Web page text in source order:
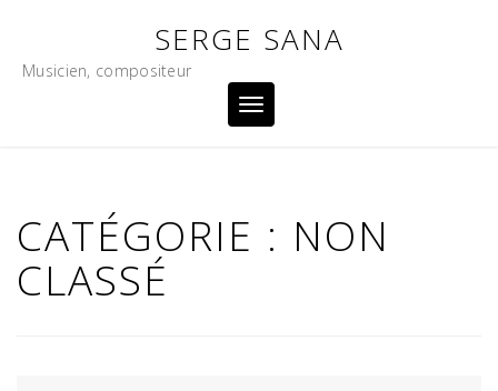
content
SERGE SANA
Musicien, compositeur
Toggle
navigation
CATÉGORIE : NON
CLASSÉ